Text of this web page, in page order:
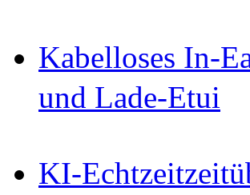
Kabelloses In-
und Lade-Etui
KI-